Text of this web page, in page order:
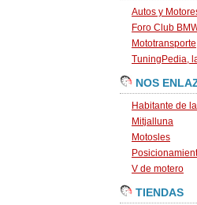
Autos y
Foro Club
Mototransporte
TuningPedia,
NOS
Habitante de
Mitjalluna
Motosles
V de motero
TIENDAS